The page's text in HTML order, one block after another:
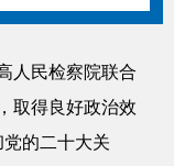
人民检察院联合
取得良好政治效
的二十大关